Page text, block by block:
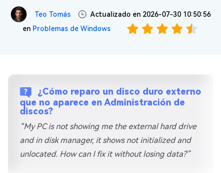
Teo Tomás
Actualizado en 2026-07-30 10:50:56
en Problemas de Windows
¿Cómo reparo un disco duro externo
que no aparece en Administración de
discos?
“My PC is not showing me the external hard drive
and in disk manager, it shows not initialized and
unlocated. How can I fix it without losing data?”